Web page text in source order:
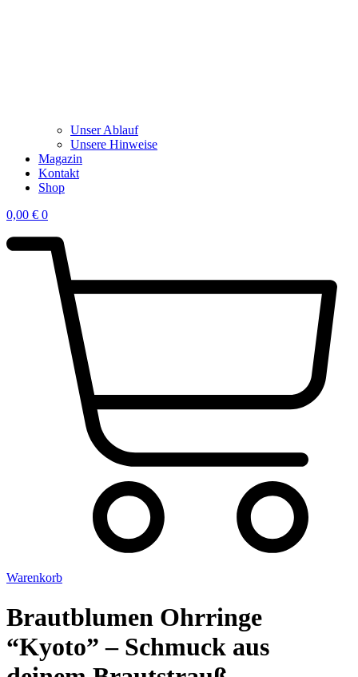
Unser Ablauf
Unsere Hinweise
Magazin
Kontakt
Shop
0,00 € 0
Warenkorb
Brautblumen Ohrringe
“Kyoto” – Schmuck aus